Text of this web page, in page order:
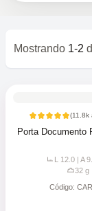
Mostrando 1-2
(11.8k
Porta Documento
L 12.0 | A
32g
Código: